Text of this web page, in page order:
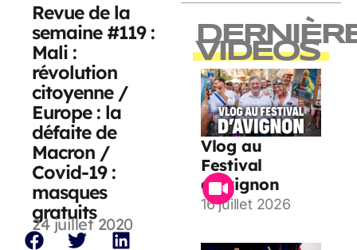
Revue de la
semaine #119 :
Mali :
révolution
citoyenne /
Europe : la
défaite de
Macron /
Covid-19 :
masques
gratuits
24 juillet 2020
VIDEOS
Vlog au
Festival
d’Avignon
16 juillet 2026